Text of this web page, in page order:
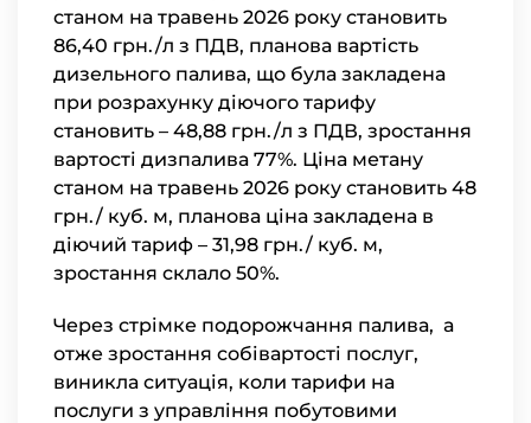
станом на травень 2026 року становить
86,40 грн./л з ПДВ, планова вартість
дизельного палива, що була закладена
при розрахунку діючого тарифу
становить – 48,88 грн./л з ПДВ, зростання
вартості дизпалива 77%. Ціна метану
станом на травень 2026 року становить 48
грн./ куб. м, планова ціна закладена в
діючий тариф – 31,98 грн./ куб. м,
зростання склало 50%.
Через стрімке подорожчання палива, а
отже зростання собівартості послуг,
виникла ситуація, коли тарифи на
послуги з управління побутовими